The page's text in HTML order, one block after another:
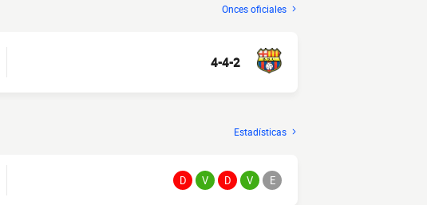
Onces oficiales
4-4-2
Estadísticas
D V D V E